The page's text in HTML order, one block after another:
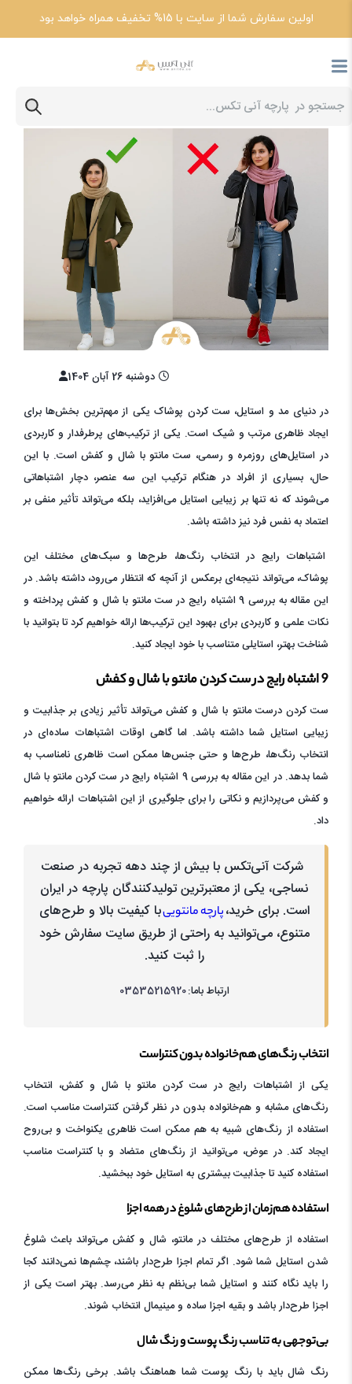
اولین سفارش شما از سایت با 15% تخفیف همراه خواهد بود
پارچه آنی تکس مقالات
دوشنبه 26 آبان 1404
در دنیای مد و استایل، ست کردن پوشاک یکی از مهم‌ترین بخش‌ها برای
ایجاد ظاهری مرتب و شیک است. یکی از ترکیب‌های پرطرفدار و کاربردی
در استایل‌های روزمره و رسمی، ست مانتو با شال و کفش است. با این
حال، بسیاری از افراد در هنگام ترکیب این سه عنصر، دچار اشتباهاتی
می‌شوند که نه تنها بر زیبایی استایل می‌افزاید، بلکه می‌تواند تأثیر منفی بر
اعتماد به نفس فرد نیز داشته باشد.
اشتباهات رایج در انتخاب رنگ‌ها، طرح‌ها و سبک‌های مختلف این
پوشاک، می‌تواند نتیجه‌ای برعکس از آنچه که انتظار می‌رود، داشته باشد. در
این مقاله به بررسی 9 اشتباه رایج در ست مانتو با شال و کفش پرداخته و
نکات علمی و کاربردی برای بهبود این ترکیب‌ها ارائه خواهیم کرد تا بتوانید با
شناخت بهتر، استایلی متناسب با خود ایجاد کنید.
9 اشتباه رایج در ست کردن مانتو با شال و کفش
ست کردن درست مانتو با شال و کفش می‌تواند تأثیر زیادی بر جذابیت و
زیبایی استایل شما داشته باشد. اما گاهی اوقات اشتباهات ساده‌ای در
انتخاب رنگ‌ها، طرح‌ها و حتی جنس‌ها ممکن است ظاهری نامناسب به
شما بدهد. در این مقاله به بررسی 9 اشتباه رایج در ست کردن مانتو با شال
و کفش می‌پردازیم و نکاتی را برای جلوگیری از این اشتباهات ارائه خواهیم
داد.
شرکت آنی‌تکس با بیش از چند دهه تجربه در صنعت
نساجی، یکی از معتبرترین تولیدکنندگان پارچه در ایران
است. برای خرید،پارچه مانتوییبا کیفیت بالا و طرح‌های
متنوع، می‌توانید به راحتی از طریق سایت سفارش خود
را ثبت کنید.
ارتباط باما:03535215920
انتخاب رنگ‌های هم‌خانواده بدون کنتراست
یکی از اشتباهات رایج در ست کردن مانتو با شال و کفش، انتخاب
رنگ‌های مشابه و هم‌خانواده بدون در نظر گرفتن کنتراست مناسب است.
استفاده از رنگ‌های شبیه به هم ممکن است ظاهری یکنواخت و بی‌روح
ایجاد کند. در عوض، می‌توانید از رنگ‌های متضاد و با کنتراست مناسب
استفاده کنید تا جذابیت بیشتری به استایل خود ببخشید.
استفاده هم‌زمان از طرح‌های شلوغ در همه اجزا
استفاده از طرح‌های مختلف در مانتو، شال و کفش می‌تواند باعث شلوغ
شدن استایل شما شود. اگر تمام اجزا طرح‌دار باشند، چشم‌ها نمی‌دانند کجا
را باید نگاه کنند و استایل شما بی‌نظم به نظر می‌رسد. بهتر است یکی از
اجزا طرح‌دار باشد و بقیه اجزا ساده و مینیمال انتخاب شوند.
بی‌توجهی به تناسب رنگ پوست و رنگ شال
رنگ شال باید با رنگ پوست شما هماهنگ باشد. برخی رنگ‌ها ممکن